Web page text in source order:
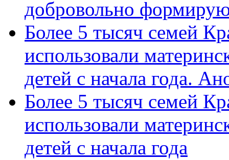
добровольно
Более 5 тысяч семей
использовали
детей с начала года.
Более 5 тысяч семей
использовали
детей с начала года